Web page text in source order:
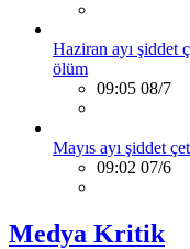
Haziran ayı şiddet
ölüm
09:05 08/7
Mayıs ayı şiddet
09:02 07/6
Medya Kritik